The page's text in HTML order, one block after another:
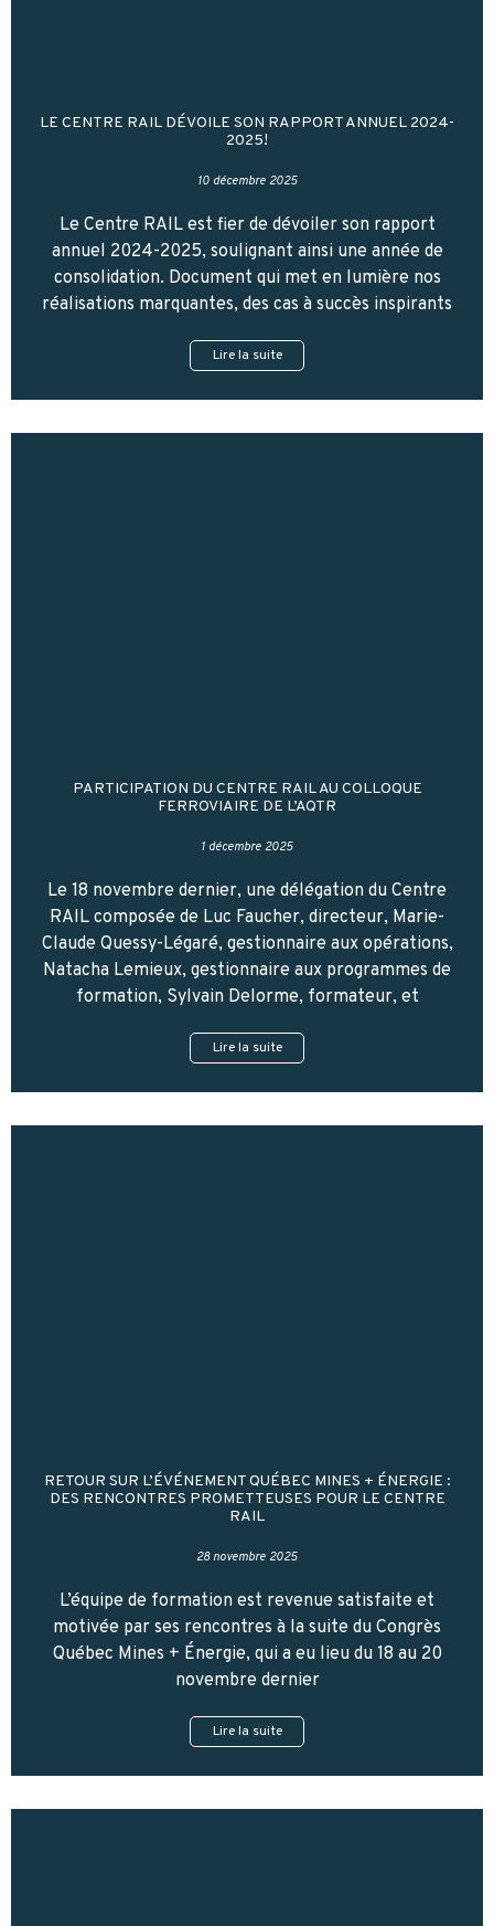
LE CENTRE RAIL DÉVOILE SON RAPPORT ANNUEL 2024-
2025!
10 décembre 2025
Le Centre RAIL est fier de dévoiler son rapport
annuel 2024-2025, soulignant ainsi une année de
consolidation. Document qui met en lumière nos
réalisations marquantes, des cas à succès inspirants
Lire la suite
PARTICIPATION DU CENTRE RAIL AU COLLOQUE
FERROVIAIRE DE L’AQTR
1 décembre 2025
Le 18 novembre dernier, une délégation du Centre
RAIL composée de Luc Faucher, directeur, Marie-
Claude Quessy-Légaré, gestionnaire aux opérations,
Natacha Lemieux, gestionnaire aux programmes de
formation, Sylvain Delorme, formateur, et
Lire la suite
RETOUR SUR L’ÉVÉNEMENT QUÉBEC MINES + ÉNERGIE :
DES RENCONTRES PROMETTEUSES POUR LE CENTRE
RAIL
28 novembre 2025
L’équipe de formation est revenue satisfaite et
motivée par ses rencontres à la suite du Congrès
Québec Mines + Énergie, qui a eu lieu du 18 au 20
novembre dernier
Lire la suite